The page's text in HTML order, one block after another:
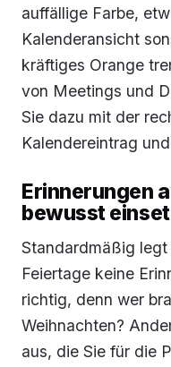
auffällige Farbe,
Kalenderansicht
kräftiges Orange
von Meetings und
Sie dazu mit der
Kalendereintrag
Erinnerungen
bewusst
Standardmäßig
Feiertage keine
richtig, denn wer
Weihnachten?
aus, die Sie für die